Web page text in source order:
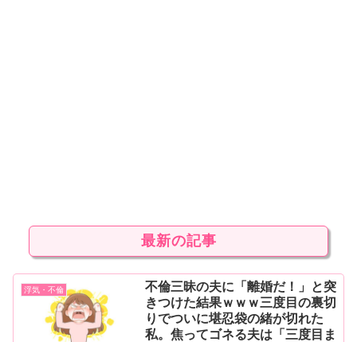
最新の記事
浮気・不倫
不倫三昧の夫に「離婚だ！」と突
きつけた結果ｗｗｗ三度目の裏切
りでついに堪忍袋の緒が切れた
私。焦ってゴネる夫は「三度目ま